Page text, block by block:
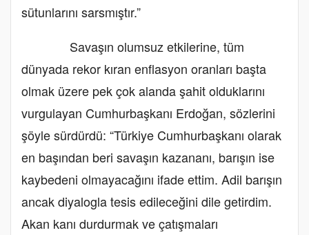
sütunlarını sarsmıştır.”
Savaşın olumsuz etkilerine, tüm
dünyada rekor kıran enflasyon oranları başta
olmak üzere pek çok alanda şahit olduklarını
vurgulayan Cumhurbaşkanı Erdoğan, sözlerini
şöyle sürdürdü: “Türkiye Cumhurbaşkanı olarak
en başından beri savaşın kazananı, barışın ise
kaybedeni olmayacağını ifade ettim. Adil barışın
ancak diyalogla tesis edileceğini dile getirdim.
Akan kanı durdurmak ve çatışmaları